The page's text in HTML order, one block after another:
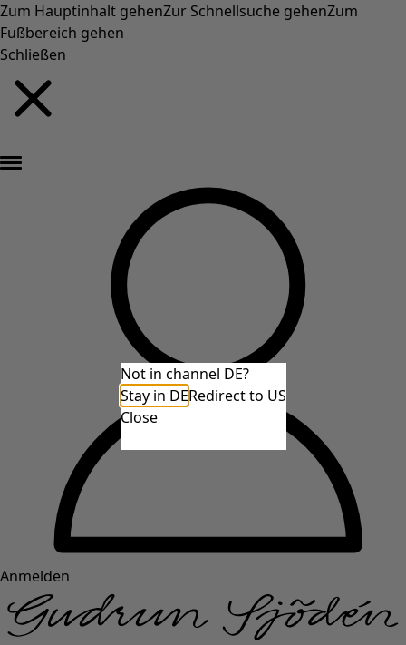
Zum Hauptinhalt gehenZur Schnellsuche gehenZum
Fußbereich gehen
Schließen
Anmelden
Not in channel DE?
Stay in DERedirect to US
Close